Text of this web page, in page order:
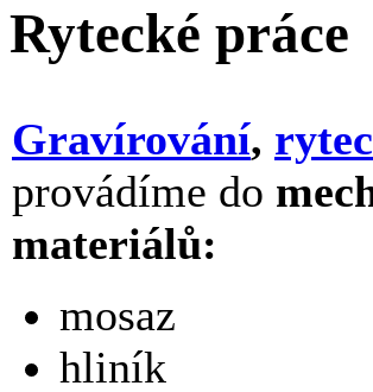
Rytecké práce
Gravírování,
provádíme do
materiálů:
mosaz
hliník